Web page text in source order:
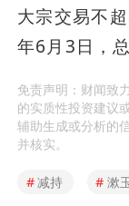
大宗交易不
年6月3日，
免责声明：财闻致
的实质性投资建议
辅助生成或分析的
并核实。
#减持 # 漱